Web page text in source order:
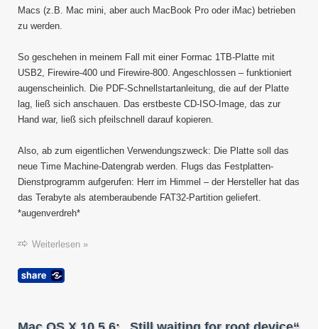
Macs (z.B. Mac mini, aber auch MacBook Pro oder iMac) betrieben
zu werden.
So geschehen in meinem Fall mit einer Formac 1TB-Platte mit
USB2, Firewire-400 und Firewire-800. Angeschlossen – funktioniert
augenscheinlich. Die PDF-Schnellstartanleitung, die auf der Platte
lag, ließ sich anschauen. Das erstbeste CD-ISO-Image, das zur
Hand war, ließ sich pfeilschnell darauf kopieren.
Also, ab zum eigentlichen Verwendungszweck: Die Platte soll das
neue Time Machine-Datengrab werden. Flugs das Festplatten-
Dienstprogramm aufgerufen: Herr im Himmel – der Hersteller hat das
das Terabyte als atemberaubende FAT32-Partition geliefert.
*augenverdreh*
Weiterlesen »